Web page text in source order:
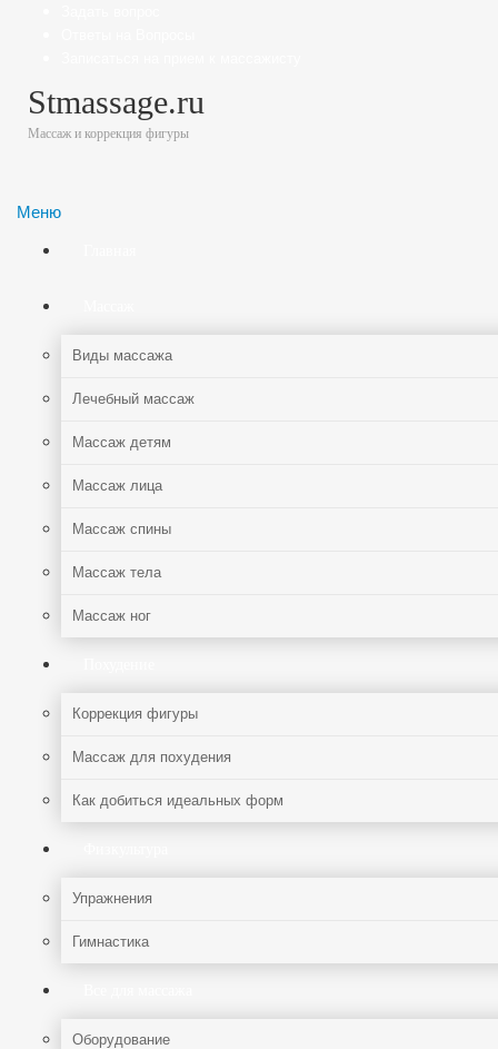
Stmassage.ru
Массаж и коррекция фигуры
Меню
Виды массажа
Лечебный массаж
Массаж детям
Массаж лица
Массаж спины
Массаж тела
Массаж ног
Коррекция фигуры
Массаж для похудения
Как добиться идеальных форм
Упражнения
Гимнастика
Оборудование